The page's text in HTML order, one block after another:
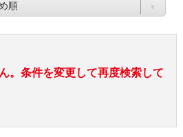
。条件を変更して再度検索して